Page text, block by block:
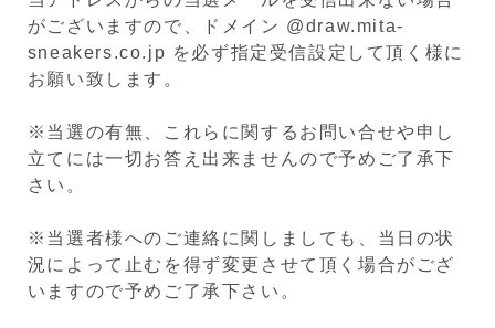
がございますので、ドメイン @draw.mita-
sneakers.co.jp を必ず指定受信設定して頂く様に
お願い致します。
※当選の有無、これらに関するお問い合せや申し
立てには一切お答え出来ませんので予めご了承下
さい。
※当選者様へのご連絡に関しましても、当日の状
況によって止むを得ず変更させて頂く場合がござ
いますので予めご了承下さい。